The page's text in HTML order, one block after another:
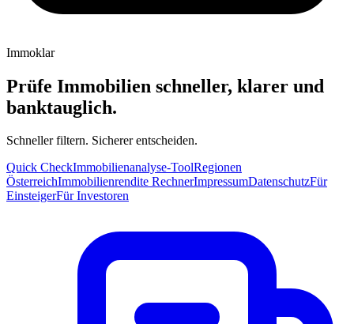
Immoklar
Prüfe Immobilien schneller, klarer und
banktauglich.
Schneller filtern. Sicherer entscheiden.
Quick CheckImmobilienanalyse-ToolRegionen
ÖsterreichImmobilienrendite RechnerImpressumDatenschutzFür
EinsteigerFür Investoren